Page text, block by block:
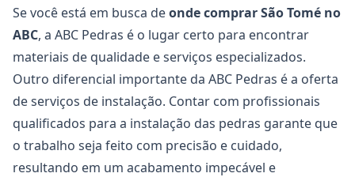
Se você está em busca deonde comprar São Tomé no
ABC, a ABC Pedras é o lugar certo para encontrar
materiais de qualidade e serviços especializados.
Outro diferencial importante da ABC Pedras é a oferta
de serviços de instalação. Contar com profissionais
qualificados para a instalação das pedras garante que
o trabalho seja feito com precisão e cuidado,
resultando em um acabamento impecável e